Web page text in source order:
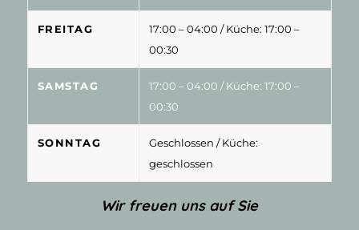
FREITAG 17:00 – 04:00 / Küche: 17:00 –
00:30
SAMSTAG 17:00 – 04:00 / Küche: 17:00 –
00:30
SONNTAG Geschlossen / Küche:
geschlossen
Wir freuen uns auf Sie